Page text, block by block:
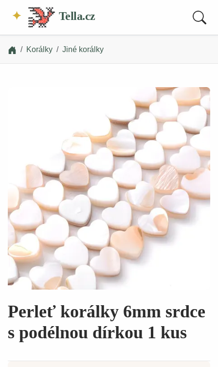
Tella.cz
Korálky Jiné korálky
Perleť korálky 6mm srdce
s podélnou dírkou 1 kus